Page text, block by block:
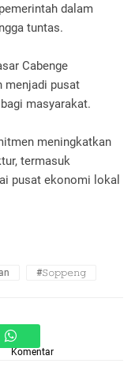
dalam
tuntas.
Cabenge
menjadi pusat
masyarakat.
meningkatkan
termasuk
pusat ekonomi lokal
#𝚂𝚘𝚙𝚙𝚎𝚗𝚐
Komentar